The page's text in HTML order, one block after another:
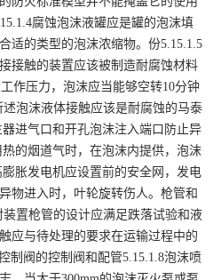
腐蚀泡沫液罐应是罐的泡沫填
适的类型的泡沫浓缩物。份5.15.1.5
接触的装置应该被制造耐腐蚀材料
作压力，泡沫应当能够空转10分钟
泡沫液体接触应该是耐腐蚀的马泰
进气口和开孔泡沫注入端口防止异
的烟道气时，在泡沫内提供，泡沫
胀发电机应设置前的安全网，发电
物进入时，叶轮旋转伤人。枪管和
置枪管的设计应满足跌落试验和液
应与待处理的要求在运输过程中的
制阀的控制阀和配管5.15.1.8泡沫喷